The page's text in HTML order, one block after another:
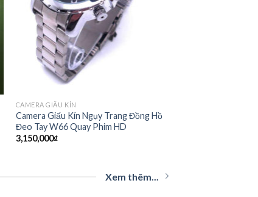
CAMERA GIẤU KÍN
Camera Giấu Kín Ngụy Trang Đồng Hồ
Đeo Tay W66 Quay Phim HD
3,150,000₫
Xem thêm...